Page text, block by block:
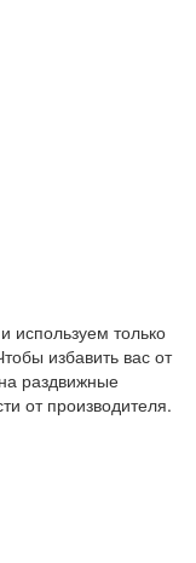
только
избавить вас от
раздвижные
от производителя.